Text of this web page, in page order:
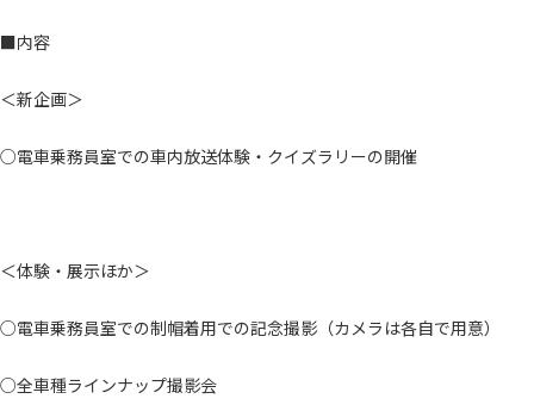
■内容
＜新企画＞
○電車乗務員室での車内放送体験・クイズラリーの開催
＜体験・展示ほか＞
○電車乗務員室での制帽着用での記念撮影（カメラは各自で用意）
○全車種ラインナップ撮影会